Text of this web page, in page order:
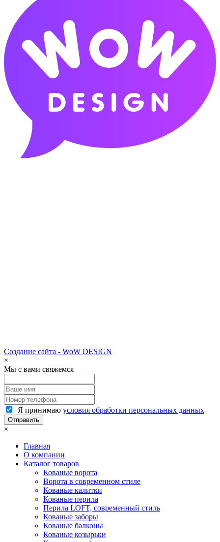
Создание сайта - WoW DESIGN
×
Мы с вами свяжемся
Я принимаю условия обработки персональных данных
×
Главная
О компании
Каталог товаров
Кованые ворота
Ворота в современном стиле
Кованые калитки
Кованые перила
Перила LOFT, современный стиль
Кованые заборы
Кованые балконы
Кованые козырьки